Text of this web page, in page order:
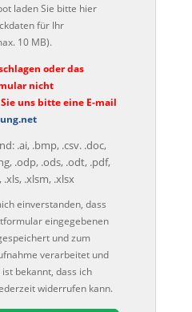
laden Sie bitte hier
für Ihr
10 MB).
oder das
nicht
uns bitte eine E-mail
.ai, .bmp, .csv. .doc,
.odp, .ods, .odt, .pdf,
.xlsm, .xlsx
einverstanden, dass
eingegebenen
und zum
verarbeitet und
bekannt, dass ich
widerrufen kann.